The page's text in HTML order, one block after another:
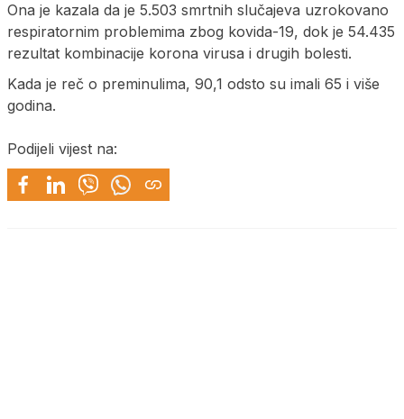
Ona je kazala da je 5.503 smrtnih slučajeva uzrokovano
respiratornim problemima zbog kovida-19, dok je 54.435
rezultat kombinacije korona virusa i drugih bolesti.
Kada je reč o preminulima, 90,1 odsto su imali 65 i više
godina.
Podijeli vijest na: